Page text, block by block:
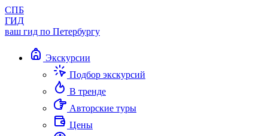
СПБ
ГИД
ваш гид по Петербургу
Экскурсии
Подбор экскурсий
В тренде
Авторские туры
Цены